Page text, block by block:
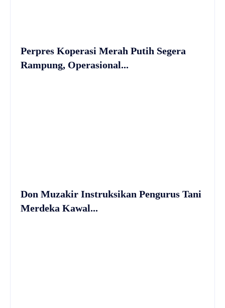
Perpres Koperasi Merah Putih Segera
Rampung, Operasional...
Don Muzakir Instruksikan Pengurus Tani
Merdeka Kawal...